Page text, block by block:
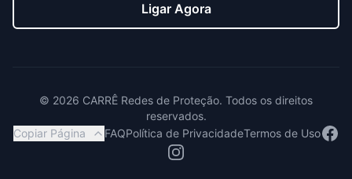
Ligar Agora
© 2026 CARRÊ Redes de Proteção. Todos os direitos
reservados.
Copiar Página
FAQPolítica de PrivacidadeTermos de Uso
Instagram